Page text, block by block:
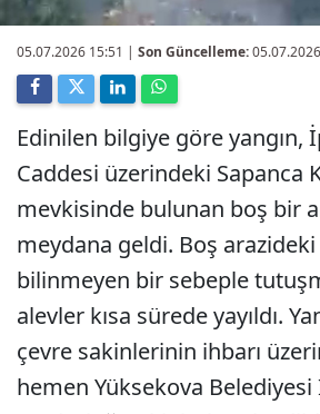
05.07.2026 15:51 | Son Güncelleme:
Edinilen bilgiye göre yangın,
Caddesi üzerindeki Sapanca
mevkisinde bulunan boş bir
meydana geldi. Boş arazideki
bilinmeyen bir sebeple
alevler kısa sürede yayıldı.
çevre sakinlerinin ihbarı
hemen Yüksekova